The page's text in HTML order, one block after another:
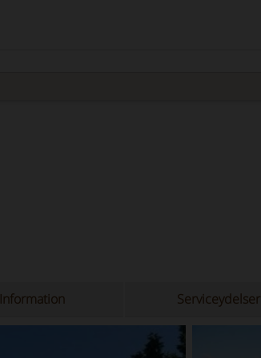
Information Serviceydelser